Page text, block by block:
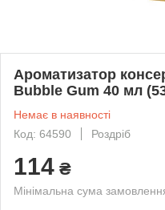
Ароматизатор
Bubble Gum 40 мл
Немає в наявності
Код: 64590
Роздріб
114 ₴
Мінімальна сума